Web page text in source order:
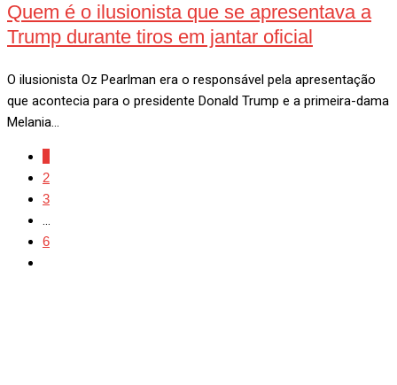
Quem é o ilusionista que se apresentava a
Trump durante tiros em jantar oficial
O ilusionista Oz Pearlman era o responsável pela apresentação
que acontecia para o presidente Donald Trump e a primeira-dama
Melania…
2
3
...
6